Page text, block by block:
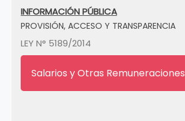
INFORMACIÓN PÚBLICA
PROVISIÓN, ACCESO Y TRANSPARENCIA
LEY N° 5189/2014
Salarios y Otras Remuneraciones